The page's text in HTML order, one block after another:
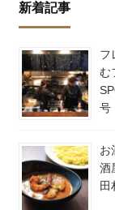
新着記事
フ
む
号
お
酒